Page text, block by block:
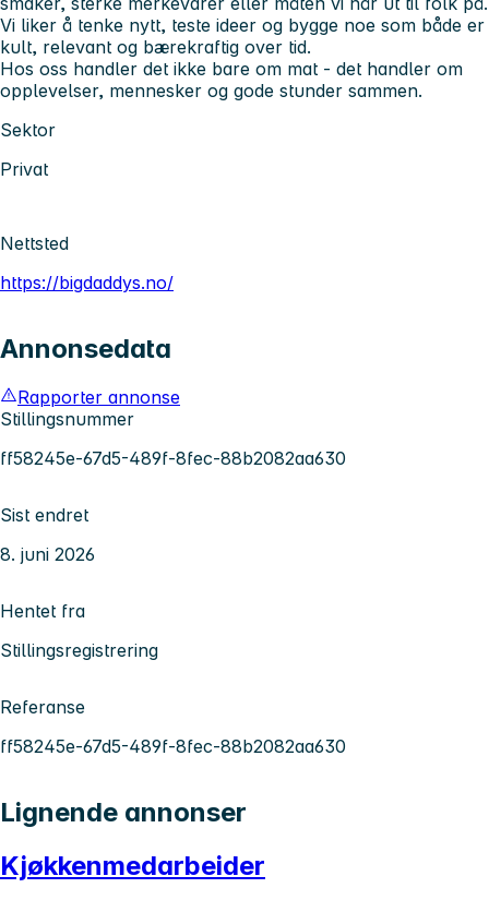
Vi liker å tenke nytt, teste ideer og bygge noe som både er
kult, relevant og bærekraftig over tid.
Hos oss handler det ikke bare om mat - det handler om
opplevelser, mennesker og gode stunder sammen.
Sektor
Privat
Nettsted
https://bigdaddys.no/
Annonsedata
Rapporter annonse
Stillingsnummer
ff58245e-67d5-489f-8fec-88b2082aa630
Sist endret
8. juni 2026
Hentet fra
Stillingsregistrering
Referanse
ff58245e-67d5-489f-8fec-88b2082aa630
Lignende annonser
Kjøkkenmedarbeider